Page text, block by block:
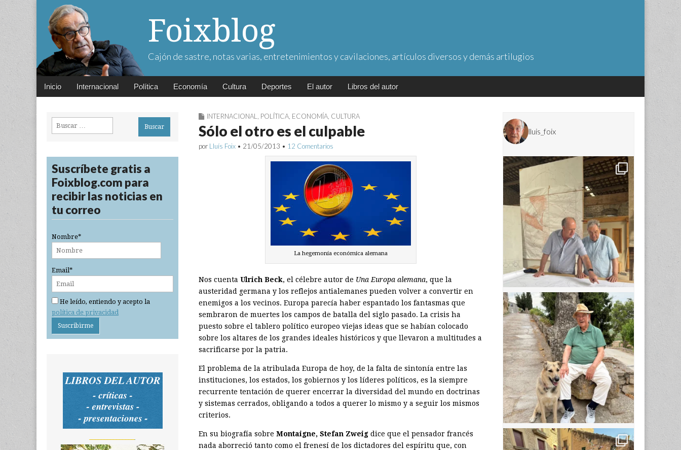
Foixblog
Cajón de sastre, notas varias, entretenimientos y cavilaciones, artículos diversos y demás artilugios
Main
Skip
Inicio Internacional Política Economía Cultura Deportes El autor Libros del autor
INTERNACIONAL POLÍTICA ECONOMÍA CULTURA
Sólo el otro es el culpable
por Lluís Foix • 21/05/2013 • 12 Comentarios
La hegemonía económica alemana
Nos cuenta Ulrich Beck, el célebre autor de Una Europa alemana, que la
austeridad germana y los reflejos antialemanes pueden volver a convertir en
enemigos a los vecinos. Europa parecía haber espantado los fantasmas que
sembraron de muertes los campos de batalla del siglo pasado. La crisis ha
puesto sobre el tablero político europeo viejas ideas que se habían colocado
sobre los altares de los grandes ideales históricos y que llevaron a multitudes a
sacrificarse por la patria.
El problema de la atribulada Europa de hoy, de la falta de sintonía entre las
instituciones, los estados, los gobiernos y los líderes políticos, es la siempre
recurrente tentación de querer encerrar la diversidad del mundo en doctrinas
y sistemas cerrados, obligando a todos a querer lo mismo y a seguir los mismos
criterios.
En su biografía sobre Montaigne, Stefan Zweig dice que el pensador francés
nada aborreció tanto como el frenesí de los dictadores del espíritu que, con
Buscar:
Suscríbete gratis a
Foixblog.com para
recibir las noticias en
tu correo
Nombre*
Email*
He leído, entiendo y acepto la
política de privacidad
lluis_foix